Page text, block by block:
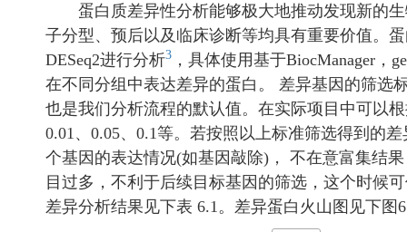
蛋白质差异性分析能够极大地推动发现新的生
子分型、预后以及临床诊断等均具有重要价值。
DESeq2进行分析3 ，具体使用基于BiocManager，
在不同分组中表达差异的蛋白。 差异基因的筛选
也是我们分析流程的默认值。在实际项目中可以
0.01、0.05、0.1等。若按照以上标准筛选得到的
个基因的表达情况(如基因敲除)， 不在意富集结
目过多，不利于后续目标基因的筛选，这个时候
差异分析结果见下表 6.1。差异蛋白火山图见下图